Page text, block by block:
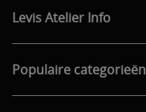
Levis Atelier Info
Populaire categorieën